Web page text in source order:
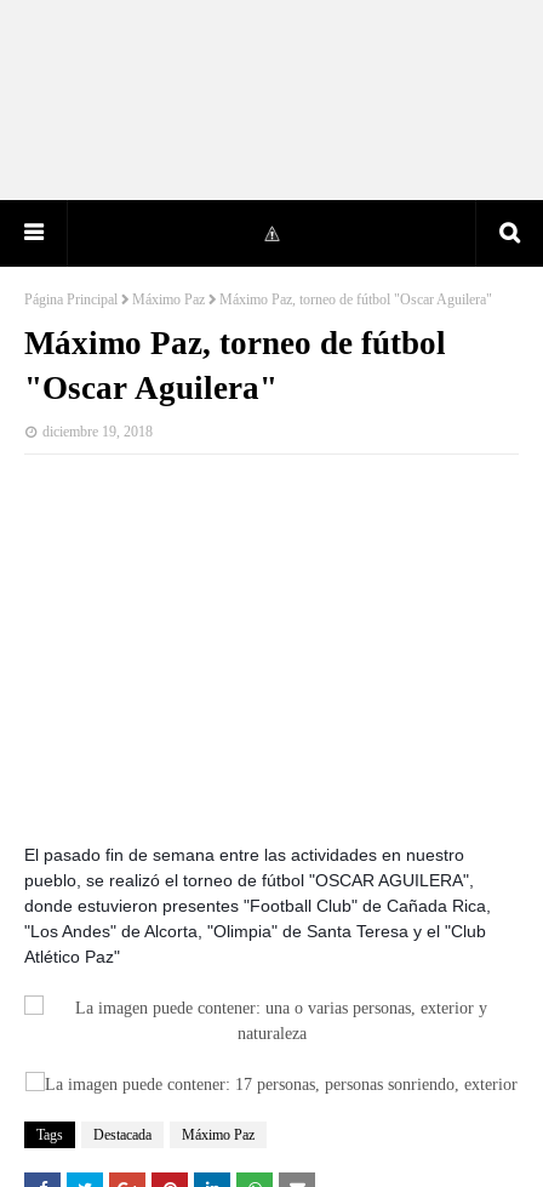
Página Principal Máximo Paz Máximo Paz, torneo de fútbol "Oscar Aguilera"
Máximo Paz, torneo de fútbol
"Oscar Aguilera"
diciembre 19, 2018
El pasado fin de semana entre las actividades en nuestro
pueblo, se realizó el torneo de fútbol "OSCAR AGUILERA",
donde estuvieron presentes "Football Club" de Cañada Rica,
"Los Andes" de Alcorta, "Olimpia" de Santa Teresa y el "Club
Atlético Paz"
Tags Destacada Máximo Paz